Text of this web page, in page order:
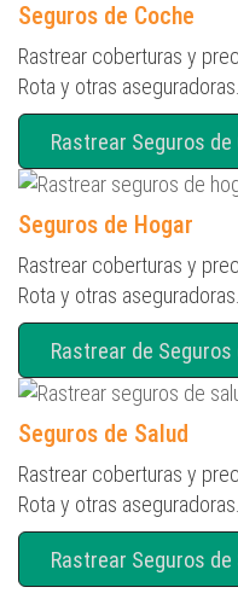
Seguros de Coche
Rastrear coberturas y
Rota y otras aseguradoras.
Rastrear Seguros de
Seguros de Hogar
Rastrear coberturas y
Rota y otras aseguradoras.
Rastrear de Seguros
Seguros de Salud
Rastrear coberturas y
Rota y otras aseguradoras.
Rastrear Seguros de